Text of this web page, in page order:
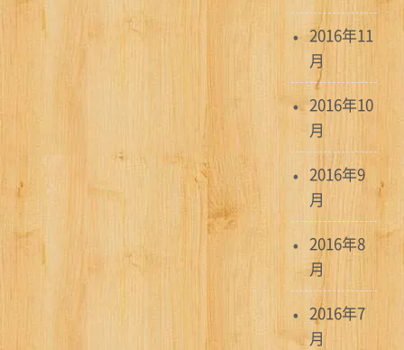
2016年11
月
2016年10
月
2016年9
月
2016年8
月
2016年7
月